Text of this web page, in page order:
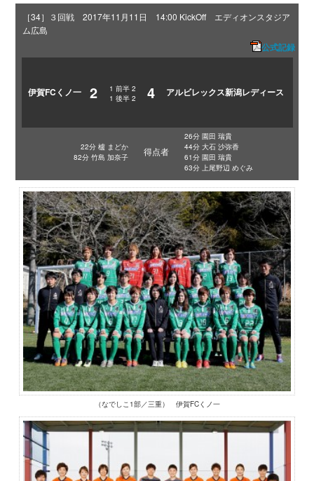
［34］３回戦 2017年11月11日 14:00 KickOff エディオンスタジア
ム広島
公式記録
伊賀FCくノ一 2 1 前半 2
1 後半 2 4 アルビレックス新潟レディース
22分 櫨 まどか
82分 竹島 加奈子
得点者
26分 園田 瑞貴
44分 大石 沙弥香
61分 園田 瑞貴
63分 上尾野辺 めぐみ
（なでしこ1部／三重） 伊賀FCくノ一